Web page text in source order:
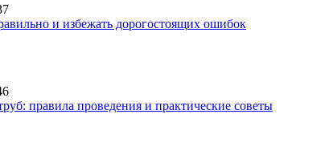
и избежать дорогостоящих ошибок
правила проведения и практические советы